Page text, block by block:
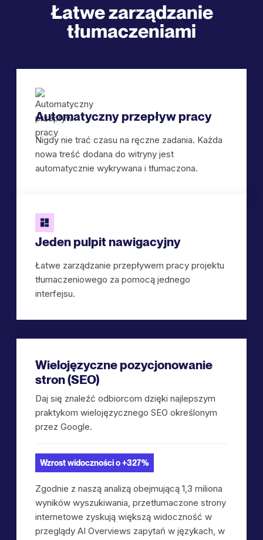
Łatwe zarządzanie
tłumaczeniami
Automatyczny przepływ pracy
Nigdy nie trać czasu na ręczne zadania. Każda
nowa treść dodana do witryny jest
automatycznie wykrywana i tłumaczona.
Jeden pulpit nawigacyjny
Łatwe zarządzanie przepływem pracy projektu
tłumaczeniowego za pomocą jednego
interfejsu.
Wielojęzyczne pozycjonowanie
stron (SEO)
Daj się znaleźć odbiorcom dzięki najlepszym
praktykom wielojęzycznego SEO określonym
przez Google.
Wzrost widoczności o +327%
Zgodnie z naszą analizą obejmującą 1,3 miliona
wyników wyszukiwania, przetłumaczone strony
internetowe zyskują większą widoczność w
przeglądy AI Overviews zapytań w językach, w